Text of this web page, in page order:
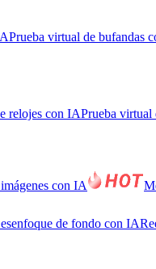
Prueba virtual de bufandas
relojes con IAPrueba virtual
con IA
de fondo con IA